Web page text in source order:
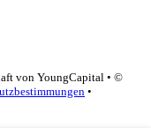
von YoungCapital • ©
•